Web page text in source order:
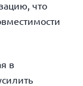
что
в